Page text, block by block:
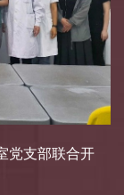
党支部联合开